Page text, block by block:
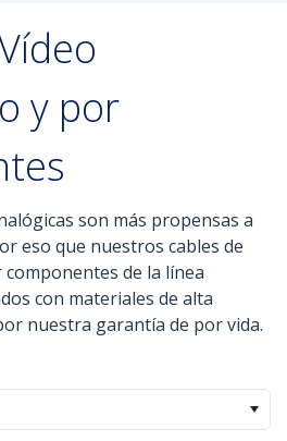
y por
son más propensas a
eso que nuestros cables de
de la línea
con materiales de alta
nuestra garantía de por vida.